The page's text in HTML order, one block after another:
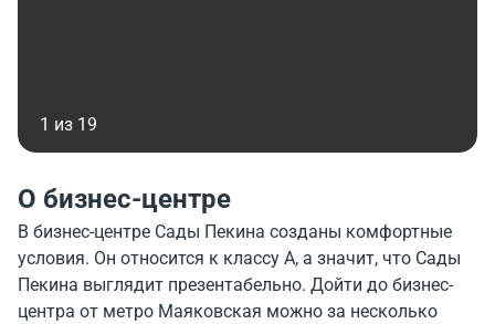
1 из 19
О бизнес-центре
В бизнес-центре Сады Пекина созданы комфортные
условия. Он относится к классу A, а значит, что Сады
Пекина выглядит презентабельно. Дойти до бизнес-
центра от метро Маяковская можно за несколько